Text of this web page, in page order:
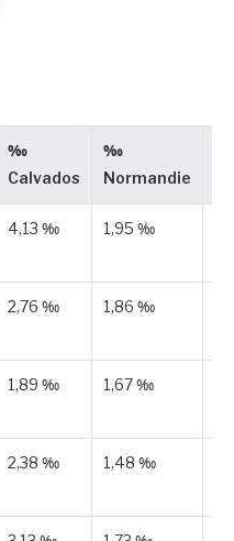
‰
Calvados
‰
Normandie
4,13 ‰ 1,95 ‰
2,76 ‰ 1,86 ‰
1,89 ‰ 1,67 ‰
2,38 ‰ 1,48 ‰